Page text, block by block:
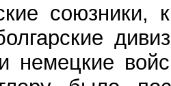
союзники,
немецкие